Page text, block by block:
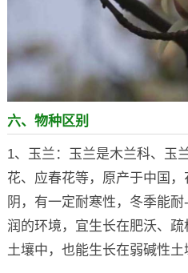
六、物种区别
1、玉兰：玉兰是木兰科、玉
花、应春花等，原产于中国
阴，有一定耐寒性，冬季能
润的环境，宜生长在肥沃、
土壤中，也能生长在弱碱性土